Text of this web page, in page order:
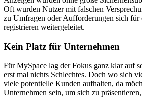
Oft wurden Nutzer mit falschen
zu Umfragen oder Aufforderungen sich für
registrieren weitergeleitet.
Kein Platz für Unternehmen
Für MySpace lag der Fokus ganz klar auf
erst mal nichts Schlechtes. Doch wo sich
viele potentielle Kunden aufhalten, da
Unternehmen sein, um sich zu